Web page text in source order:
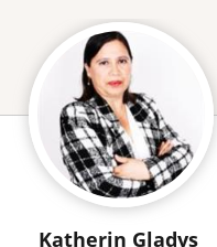
Katherin Gladys